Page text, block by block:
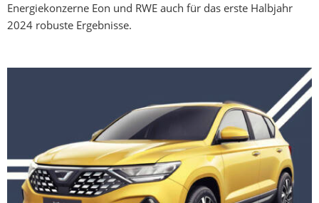
Energiekonzerne Eon und RWE auch für das erste Halbjahr
2024 robuste Ergebnisse.